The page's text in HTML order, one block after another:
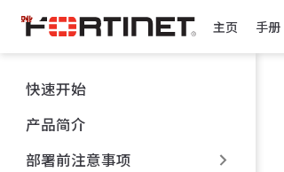
跳
至
主
內
容
主页 手册
快速开始
产品简介
部署前注意事项